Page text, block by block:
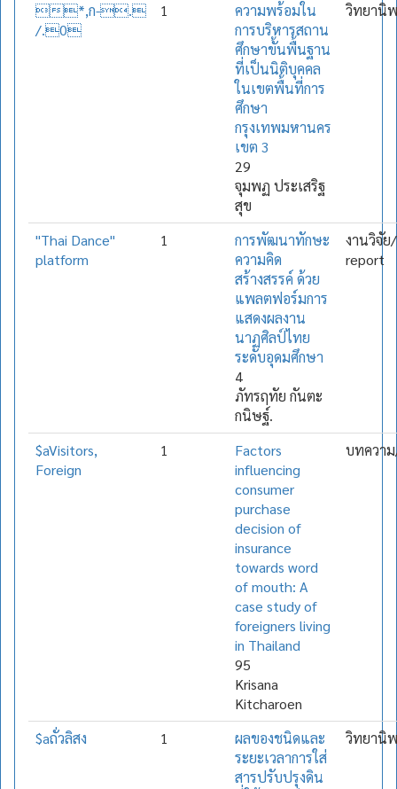
*,ก-.
/.0
1
ความพร้อมใน
การบริหารสถาน
ศึกษาขั้นพื้นฐาน
ที่เป็นนิติบุคคล
ในเขตพื้นที่การ
ศึกษา
กรุงเทพมหานคร
เขต 3
29
จุมพฏ ประเสริฐ
สุข
วิทยานิ
"Thai Dance"
platform
1
การพัฒนาทักษะ
ความคิด
สร้างสรรค์ ด้วย
แพลตฟอร์มการ
แสดงผลงาน
นาฏศิลป์ไทย
ระดับอุดมศึกษา
4
ภัทรฤทัย กันตะ
กนิษฐ์.
งานวิจัย
report
$aVisitors,
Foreign
1
Factors
influencing
consumer
purchase
decision of
insurance
towards word
of mouth: A
case study of
foreigners living
in Thailand
95
Krisana
Kitcharoen
บทควา
$aถั่วลิสง 1
ผลของชนิดและ
ระยะเวลาการใส่
สารปรับปรุงดิน
วิทยานิ